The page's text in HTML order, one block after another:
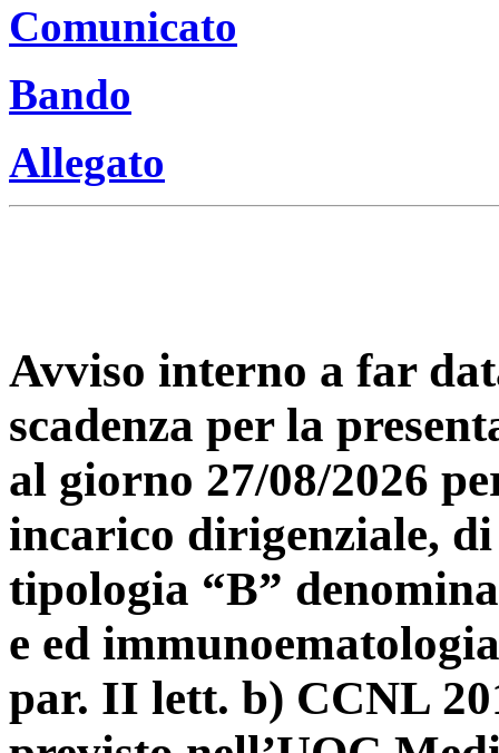
Comunicato
Bando
Allegato
Avviso interno a far
scadenza per la
al giorno 27/08/2026
incarico dirigenziale,
tipologia “B”
e ed
par. II lett. b) CCNL